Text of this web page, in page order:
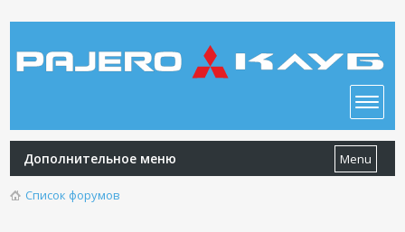
Дополнительное меню Menu
Список форумов